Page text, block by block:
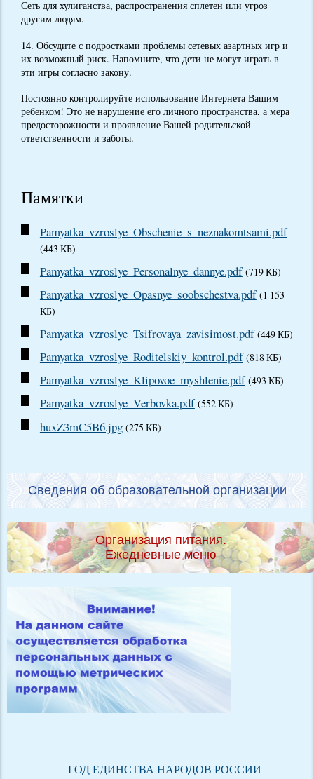
Сеть для хулиганства, распространения сплетен или угроз
другим людям.
14. Обсудите с подростками проблемы сетевых азартных игр и
их возможный риск. Напомните, что дети не могут играть в
эти игры согласно закону.
Постоянно контролируйте использование Интернета Вашим
ребенком! Это не нарушение его личного пространства, а мера
предосторожности и проявление Вашей родительской
ответственности и заботы.
Памятки
Pamyatka_vzroslye_Obschenie_s_neznakomtsami.pdf
(443 КБ)
Pamyatka_vzroslye_Personalnye_dannye.pdf (719 КБ)
Pamyatka_vzroslye_Opasnye_soobschestva.pdf (1 153
КБ)
Pamyatka_vzroslye_Tsifrovaya_zavisimost.pdf (449 КБ)
Pamyatka_vzroslye_Roditelskiy_kontrol.pdf (818 КБ)
Pamyatka_vzroslye_Klipovoe_myshlenie.pdf (493 КБ)
Pamyatka_vzroslye_Verbovka.pdf (552 КБ)
huxZ3mC5B6.jpg (275 КБ)
Сведения об образовательной организации
Организация питания.
Ежедневные меню
ГОД ЕДИНСТВА НАРОДОВ РОССИИ